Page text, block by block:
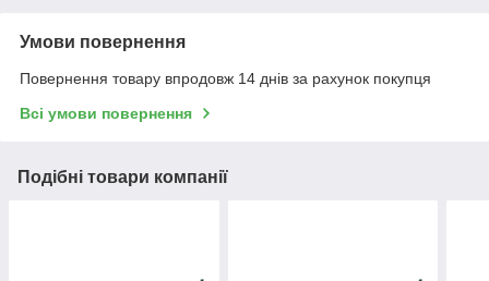
Умови повернення
Повернення товару впродовж 14 днів за рахунок покупця
Всі умови повернення
Подібні товари компанії